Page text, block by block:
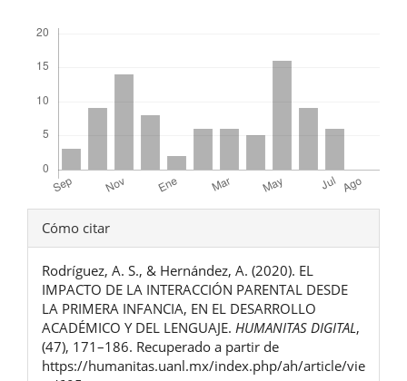
Detalles
del
artículo
Cómo citar
Rodríguez, A. S., & Hernández, A. (2020). EL
IMPACTO DE LA INTERACCIÓN PARENTAL DESDE
LA PRIMERA INFANCIA, EN EL DESARROLLO
ACADÉMICO Y DEL LENGUAJE. HUMANITAS DIGITAL,
(47), 171–186. Recuperado a partir de
https://humanitas.uanl.mx/index.php/ah/article/vie